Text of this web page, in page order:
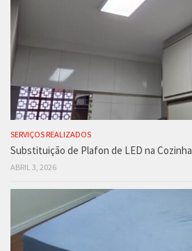
SERVIÇOS REALIZADOS
Substituição de Plafon de LED na Cozinha
ABRIL 3, 2026